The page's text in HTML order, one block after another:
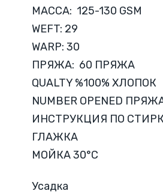
МАССА: 125-130 GSM
WEFT: 29
WARP: 30
ПРЯЖА: 60 ПРЯЖА
QUALTY %100%
NUMBER OPENED
ИНСТРУКЦИЯ ПО
ГЛАЖКА
МОЙКА 30°C
Усадка